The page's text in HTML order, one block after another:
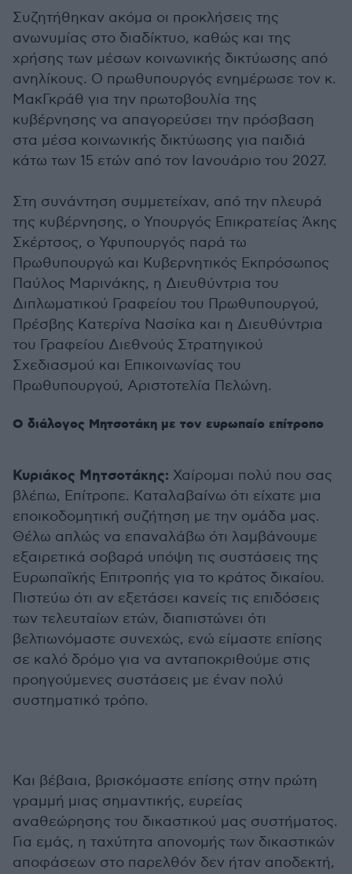
Συζητήθηκαν ακόμα οι προκλήσεις της
ανωνυμίας στο διαδίκτυο, καθώς και της
χρήσης των μέσων κοινωνικής δικτύωσης από
ανηλίκους. Ο πρωθυπουργός ενημέρωσε τον κ.
ΜακΓκράθ για την πρωτοβουλία της
κυβέρνησης να απαγορεύσει την πρόσβαση
στα μέσα κοινωνικής δικτύωσης για παιδιά
κάτω των 15 ετών από τον Ιανουάριο του 2027.
Στη συνάντηση συμμετείχαν, από την πλευρά
της κυβέρνησης, ο Υπουργός Επικρατείας Άκης
Σκέρτσος, ο Υφυπουργός παρά τω
Πρωθυπουργώ και Κυβερνητικός Εκπρόσωπος
Παύλος Μαρινάκης, η Διευθύντρια του
Διπλωματικού Γραφείου του Πρωθυπουργού,
Πρέσβης Κατερίνα Νασίκα και η Διευθύντρια
του Γραφείου Διεθνούς Στρατηγικού
Σχεδιασμού και Επικοινωνίας του
Πρωθυπουργού, Αριστοτελία Πελώνη.
Ο διάλογος Μητσοτάκη με τον ευρωπαίο επίτροπο
Κυριάκος Μητσοτάκης: Χαίρομαι πολύ που σας
βλέπω, Επίτροπε. Καταλαβαίνω ότι είχατε μια
εποικοδομητική συζήτηση με την ομάδα μας.
Θέλω απλώς να επαναλάβω ότι λαμβάνουμε
εξαιρετικά σοβαρά υπόψη τις συστάσεις της
Ευρωπαϊκής Επιτροπής για το κράτος δικαίου.
Πιστεύω ότι αν εξετάσει κανείς τις επιδόσεις
των τελευταίων ετών, διαπιστώνει ότι
βελτιωνόμαστε συνεχώς, ενώ είμαστε επίσης
σε καλό δρόμο για να ανταποκριθούμε στις
προηγούμενες συστάσεις με έναν πολύ
συστηματικό τρόπο.
Και βέβαια, βρισκόμαστε επίσης στην πρώτη
γραμμή μιας σημαντικής, ευρείας
αναθεώρησης του δικαστικού μας συστήματος.
Για εμάς, η ταχύτητα απονομής των δικαστικών
αποφάσεων στο παρελθόν δεν ήταν αποδεκτή,